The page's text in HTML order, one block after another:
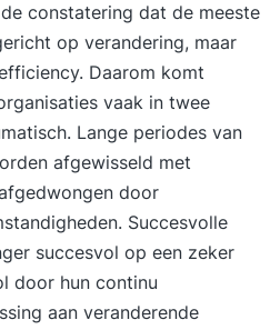
constatering dat de meeste
op verandering, maar
Daarom komt
vaak in twee
Lange periodes van
afgewisseld met
door
Succesvolle
succesvol op een zeker
door hun continu
aan veranderende